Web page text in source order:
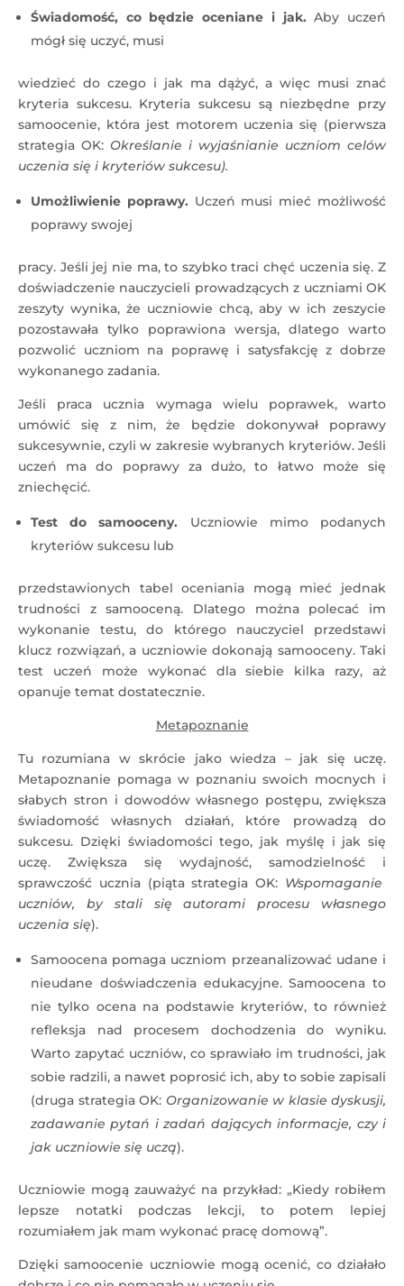
Świadomość, co będzie oceniane i jak.Aby uczeń
mógł się uczyć, musi
wiedzieć do czego i jak ma dążyć, a więc musi znać
kryteria sukcesu. Kryteria sukcesu są niezbędne przy
samoocenie, która jest motorem uczenia się (pierwsza
strategia OK: Określanie i wyjaśnianie uczniom celów
uczenia się i kryteriów sukcesu).
Umożliwienie poprawy. Uczeń musi mieć możliwość
poprawy swojej
pracy. Jeśli jej nie ma, to szybko traci chęć uczenia się. Z
doświadczenie nauczycieli prowadzących z uczniami OK
zeszyty wynika, że uczniowie chcą, aby w ich zeszycie
pozostawała tylko poprawiona wersja, dlatego warto
pozwolić uczniom na poprawę i satysfakcję z dobrze
wykonanego zadania.
Jeśli praca ucznia wymaga wielu poprawek, warto
umówić się z nim, że będzie dokonywał poprawy
sukcesywnie, czyli w zakresie wybranych kryteriów. Jeśli
uczeń ma do poprawy za dużo, to łatwo może się
zniechęcić.
Test do samooceny. Uczniowie mimo podanych
kryteriów sukcesu lub
przedstawionych tabel oceniania mogą mieć jednak
trudności z samooceną. Dlatego można polecać im
wykonanie testu, do którego nauczyciel przedstawi
klucz rozwiązań, a uczniowie dokonają samooceny. Taki
test uczeń może wykonać dla siebie kilka razy, aż
opanuje temat dostatecznie.
Metapoznanie
Tu rozumiana w skrócie jako wiedza – jak się uczę.
Metapoznanie pomaga w poznaniu swoich mocnych i
słabych stron i dowodów własnego postępu, zwiększa
świadomość własnych działań, które prowadzą do
sukcesu. Dzięki świadomości tego, jak myślę i jak się
uczę. Zwiększa się wydajność, samodzielność i
sprawczość ucznia (piąta strategia OK: Wspomaganie
uczniów, by stali się autorami procesu własnego
uczenia się).
Samoocena pomaga uczniom przeanalizować udane i
nieudane doświadczenia edukacyjne. Samoocena to
nie tylko ocena na podstawie kryteriów, to również
refleksja nad procesem dochodzenia do wyniku.
Warto zapytać uczniów, co sprawiało im trudności, jak
sobie radzili, a nawet poprosić ich, aby to sobie zapisali
(druga strategia OK: Organizowanie w klasie dyskusji,
zadawanie pytań i zadań dających informacje, czy i
jak uczniowie się uczą).
Uczniowie mogą zauważyć na przykład: „Kiedy robiłem
lepsze notatki podczas lekcji, to potem lepiej
rozumiałem jak mam wykonać pracę domową”.
Dzięki samoocenie uczniowie mogą ocenić, co działało